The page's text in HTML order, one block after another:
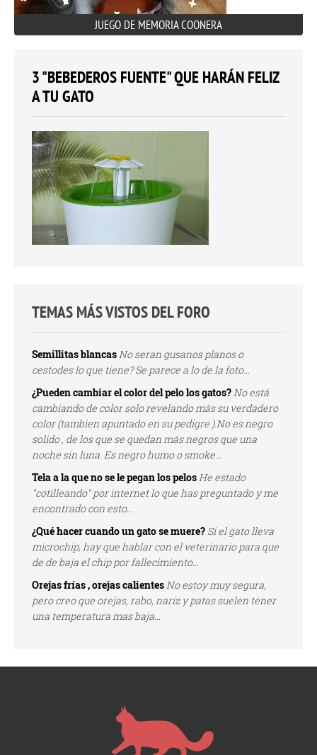
JUEGO DE MEMORIA COONERA
3 "BEBEDEROS FUENTE" QUE HARÁN FELIZ
A TU GATO
TEMAS MÁS VISTOS DEL FORO
Semillitas blancasNo seran gusanos planos o
cestodes lo que tiene? Se parece a lo de la foto...
¿Pueden cambiar el color del pelo los gatos?No está
cambiando de color solo revelando más su verdadero
color (tambien apuntado en su pedigre ).No es negro
solido , de los que se quedan más negros que una
noche sin luna. Es negro humo o smoke...
Tela a la que no se le pegan los pelosHe estado
"cotilleando" por internet lo que has preguntado y me
encontrado con esto...
¿Qué hacer cuando un gato se muere? Si el gato lleva
microchip, hay que hablar con el veterinario para que
de de baja el chip por fallecimiento...
Orejas frías , orejas calientesNo estoy muy segura,
pero creo que orejas, rabo, nariz y patas suelen tener
una temperatura mas baja...